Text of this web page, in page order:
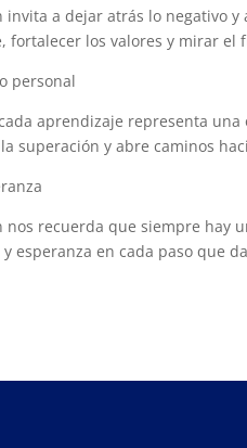
invita a dejar atrás lo negativo
fortalecer los valores y mirar el
personal
aprendizaje representa
superación y abre caminos
nos recuerda que siempre hay
esperanza en cada paso que